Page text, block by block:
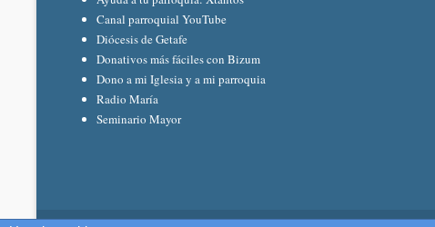
Canal parroquial YouTube
Diócesis de Getafe
Donativos más fáciles con Bizum
Dono a mi Iglesia y a mi parroquia
Radio María
Seminario Mayor